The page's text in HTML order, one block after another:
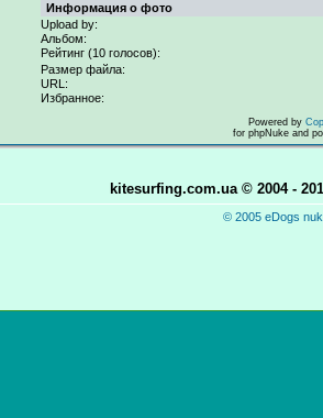
Информация о фото
Upload by:
Альбом:
Рейтинг (10 голосов):
Размер файла:
URL:
Избранное:
Powered by
for phpNuke and
kitesurfing.com.ua © 2004 -
© 2005 eDogs